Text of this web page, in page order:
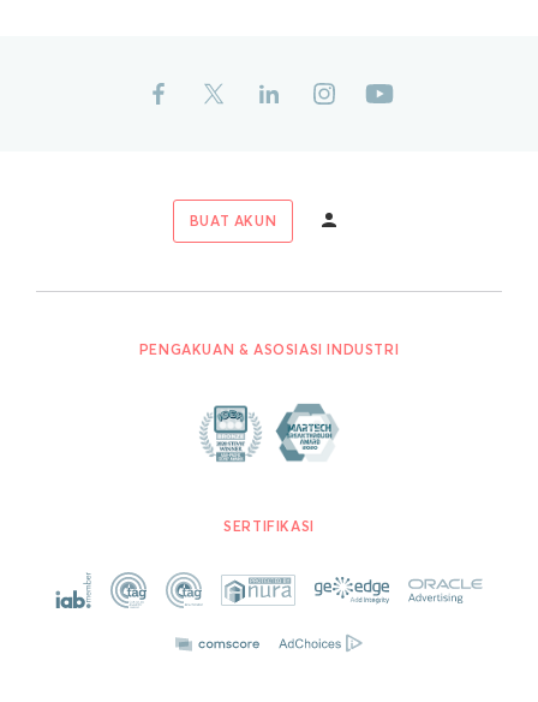
BUAT AKUN
PENGAKUAN & ASOSIASI INDUSTRI
SERTIFIKASI